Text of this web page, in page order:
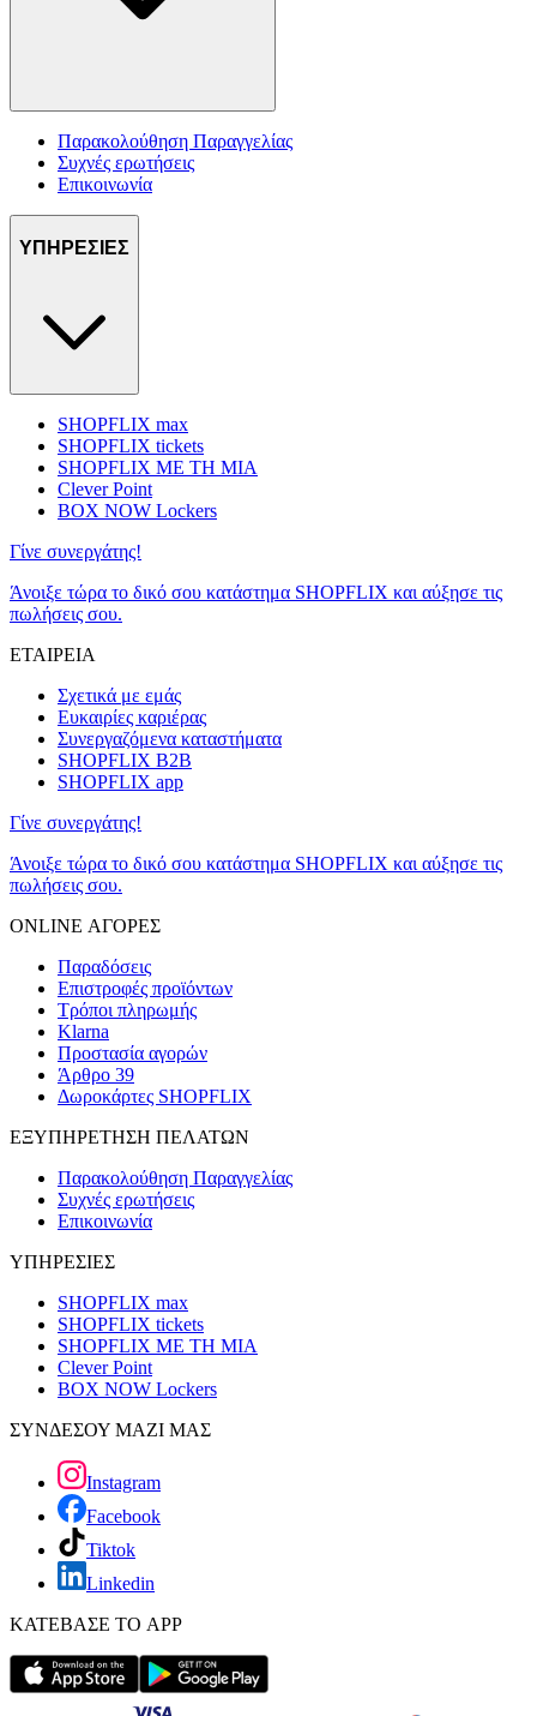
Παρακολούθηση Παραγγελίας
Συχνές ερωτήσεις
Επικοινωνία
ΥΠΗΡΕΣΙΕΣ
SHOPFLIX max
SHOPFLIX tickets
SHOPFLIX ΜΕ ΤΗ ΜΙΑ
Clever Point
BOX NOW Lockers
Γίνε συνεργάτης!
Άνοιξε τώρα το δικό σου κατάστημα SHOPFLIX και αύξησε τις
πωλήσεις σου.
ΕΤΑΙΡΕΙΑ
Σχετικά με εμάς
Ευκαιρίες καριέρας
Συνεργαζόμενα καταστήματα
SHOPFLIX B2B
SHOPFLIX app
Γίνε συνεργάτης!
Άνοιξε τώρα το δικό σου κατάστημα SHOPFLIX και αύξησε τις
πωλήσεις σου.
ONLINE ΑΓΟΡΕΣ
Παραδόσεις
Επιστροφές προϊόντων
Τρόποι πληρωμής
Klarna
Προστασία αγορών
Άρθρο 39
Δωροκάρτες SHOPFLIX
ΕΞΥΠΗΡΕΤΗΣΗ ΠΕΛΑΤΩΝ
Παρακολούθηση Παραγγελίας
Συχνές ερωτήσεις
Επικοινωνία
ΥΠΗΡΕΣΙΕΣ
SHOPFLIX max
SHOPFLIX tickets
SHOPFLIX ΜΕ ΤΗ ΜΙΑ
Clever Point
BOX NOW Lockers
ΣΥΝΔΕΣΟΥ ΜΑΖΙ ΜΑΣ
Instagram
Facebook
Tiktok
Linkedin
ΚΑΤΕΒΑΣΕ ΤΟ APP